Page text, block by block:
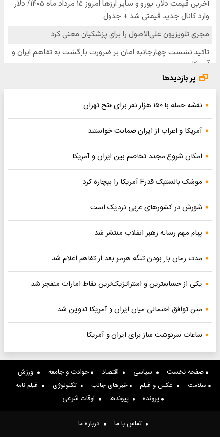
پر بازدیدها
نقشه حمله با ۱۵۰ هزار نفر برای فتح تهران
آمریکا و اعراب از ایران ضمانت خواستند
امکان شروع مجدد تخاصم‌ بین ایران و آمریکا
موشک بالستیک قدرF آمریکا را بیچاره کرد
شورش در کشورهای عربی نزدیک است
پیام مهم رسانه رهبر انقلاب منتشر شد
مدت زمان باز بودن تنگه هرمز بعد از تفاهم اعلام شد
یکی از حساسترین و استراتژیک‌ترین نقاط امارات منفجر شد
متن توافق احتمالی میان ایران و آمریکا تدوین شد
ساعات سرنوشت ساز برای ایران و آمریکا
صفحه نخست سیاسی اقتصاد حوادث و جامعه
ورزش
سلامت
عکس و فیلم خبرهای جالب تکنولوژی
فیلم نامه
پرونده
پیوندها اوقات شرعی
تماس با ما درباره ما